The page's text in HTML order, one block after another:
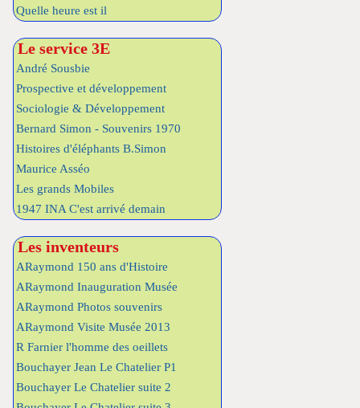
Quelle heure est il
Le service 3E
André Sousbie
Prospective et développement
Sociologie & Développement
Bernard Simon - Souvenirs 1970
Histoires d'éléphants B.Simon
Maurice Asséo
Les grands Mobiles
1947 INA C'est arrivé demain
Les inventeurs
ARaymond 150 ans d'Histoire
ARaymond Inauguration Musée
ARaymond Photos souvenirs
ARaymond Visite Musée 2013
R Farnier l'homme des oeillets
Bouchayer Jean Le Chatelier P1
Bouchayer Le Chatelier suite 2